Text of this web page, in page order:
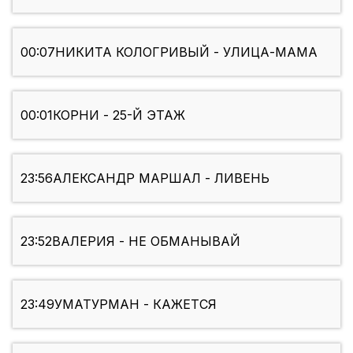
00:07НИКИТА КОЛОГРИВЫЙ - УЛИЦА-МАМА
00:01КОРНИ - 25-Й ЭТАЖ
23:56АЛЕКСАНДР МАРШАЛ - ЛИВЕНЬ
23:52ВАЛЕРИЯ - НЕ ОБМАНЫВАЙ
23:49УМАТУРМАН - КАЖЕТСЯ